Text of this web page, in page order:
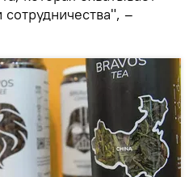
сотрудничества", –